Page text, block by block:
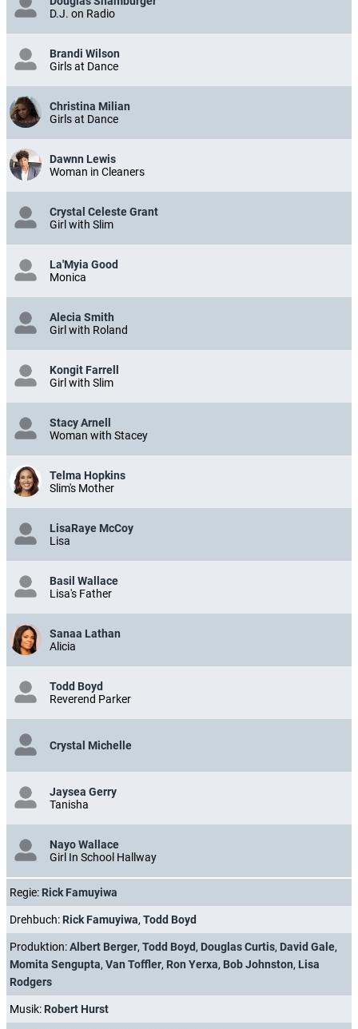
D.J. on Radio
Brandi Wilson
Girls at Dance
Christina Milian
Girls at Dance
Dawnn Lewis
Woman in Cleaners
Crystal Celeste Grant
Girl with Slim
La'Myia Good
Monica
Alecia Smith
Girl with Roland
Kongit Farrell
Girl with Slim
Stacy Arnell
Woman with Stacey
Telma Hopkins
Slim's Mother
LisaRaye McCoy
Lisa
Basil Wallace
Lisa's Father
Sanaa Lathan
Alicia
Todd Boyd
Reverend Parker
Crystal Michelle
Jaysea Gerry
Tanisha
Nayo Wallace
Girl In School Hallway
Regie: Rick Famuyiwa
Drehbuch: Rick Famuyiwa, Todd Boyd
Produktion:Albert Berger, Todd Boyd , Douglas Curtis, David Gale,
Momita Sengupta, Van Toffler, Ron Yerxa, Bob Johnston, Lisa
Rodgers
Musik: Robert Hurst